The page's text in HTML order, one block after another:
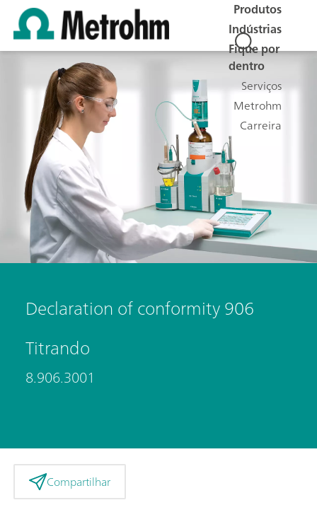
Produtos
Indústrias
Fique por
dentro
Serviços
Metrohm
Carreira
Declaration of conformity 906
Titrando
8.906.3001
Compartilhar